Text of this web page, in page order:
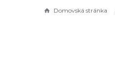
Domovská stránka